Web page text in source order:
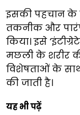
इसकी पहचान के
तकनीक और
किया। इसे
मछली के शरीर
विशेषताओं के
की जाती है।
यह भी पढ़ें